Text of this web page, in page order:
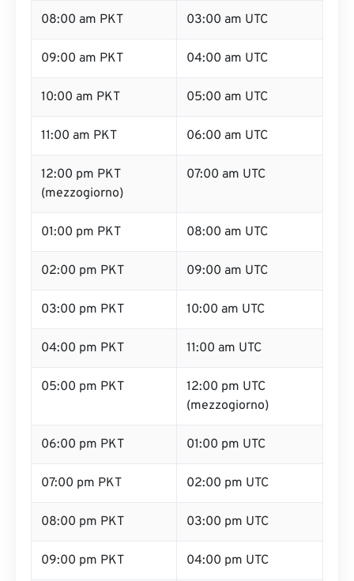
08:00 am PKT 03:00 am UTC
09:00 am PKT 04:00 am UTC
10:00 am PKT 05:00 am UTC
11:00 am PKT 06:00 am UTC
12:00 pm PKT
(mezzogiorno)
07:00 am UTC
01:00 pm PKT 08:00 am UTC
02:00 pm PKT 09:00 am UTC
03:00 pm PKT 10:00 am UTC
04:00 pm PKT 11:00 am UTC
05:00 pm PKT
12:00 pm UTC
(mezzogiorno)
06:00 pm PKT 01:00 pm UTC
07:00 pm PKT 02:00 pm UTC
08:00 pm PKT 03:00 pm UTC
09:00 pm PKT 04:00 pm UTC